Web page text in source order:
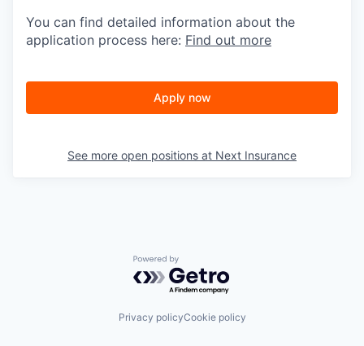
You can find detailed information about the
application process here: Find out more
Apply now
See more open positions at Next Insurance
Powered by Getro.com
Privacy policyCookie policy